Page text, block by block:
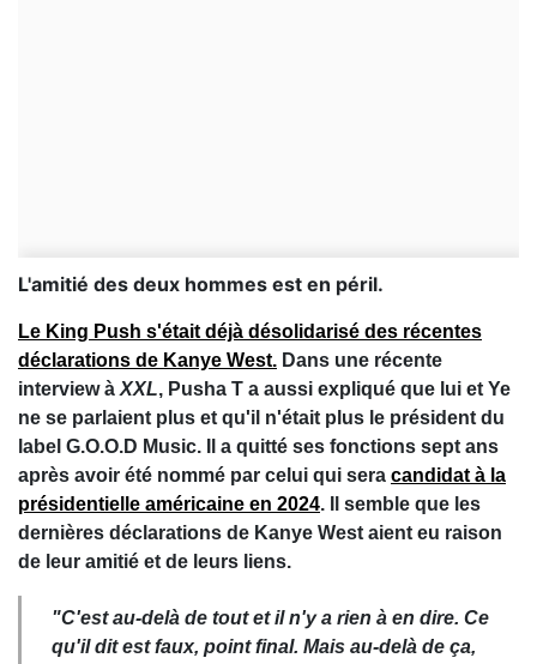
L'amitié des deux hommes est en péril.
Le King Push s'était déjà désolidarisé des récentes
déclarations de Kanye West. Dans une récente
interview à XXL, Pusha T a aussi expliqué que lui et Ye
ne se parlaient plus et qu'il n'était plus le président du
label G.O.O.D Music. Il a quitté ses fonctions sept ans
après avoir été nommé par celui qui sera candidat à la
présidentielle américaine en 2024. Il semble que les
dernières déclarations de Kanye West aient eu raison
de leur amitié et de leurs liens.
"C'est au-delà de tout et il n'y a rien à en dire. Ce
qu'il dit est faux, point final. Mais au-delà de ça,